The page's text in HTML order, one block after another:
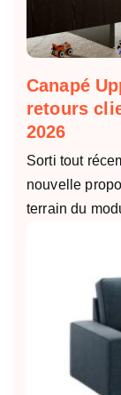
Canapé
retours
2026
Sorti tout
nouvelle
terrain du